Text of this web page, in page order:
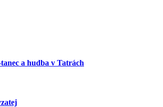
a hudba v Tatrách